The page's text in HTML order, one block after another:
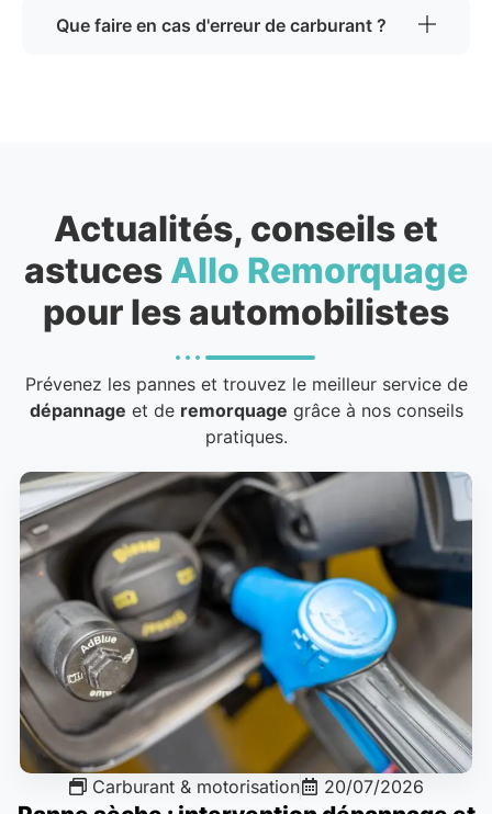
Que faire en cas d'erreur de carburant ?
Actualités, conseils et
astuces Allo Remorquage
pour les automobilistes
Prévenez les pannes et trouvez le meilleur service de
dépannage et de remorquage grâce à nos conseils
pratiques.
Carburant & motorisation 20/07/2026